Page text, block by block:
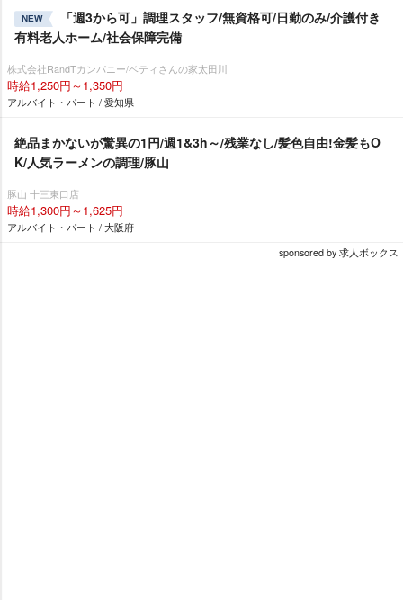
NEW
「週3から可」調理スタッフ/無資格可/日勤のみ/介護付き
有料老人ホーム/社会保障完備
株式会社RandTカンパニー/ベティさんの家太田川
時給1,250円～1,350円
アルバイト・パート / 愛知県
絶品まかないが驚異の1円/週1&3h～/残業なし/髪色自由!金髪もO
K/人気ラーメンの調理/豚山
豚山 十三東口店
時給1,300円～1,625円
アルバイト・パート / 大阪府
sponsored by 求人ボックス